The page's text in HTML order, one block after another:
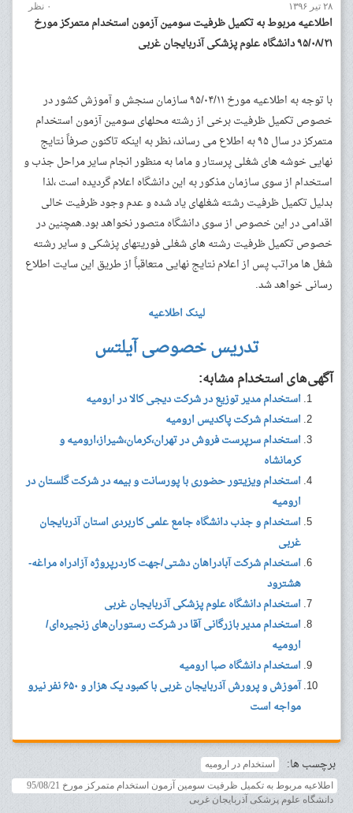
۲۸ تیر ۱۳۹۶ ۰ نظر
اطلاعیه مربوط به تکمیل ظرفیت سومین آزمون استخدام متمرکز مورخ
۹۵/۰۸/۲۱ دانشگاه علوم پزشکی آذربایجان غربی
با توجه به اطلاعیه مورخ ۹۵/۰۴/۱۱ سازمان سنجش و آموزش کشور در
خصوص تکمیل ظرفیت برخی از رشته محلهای سومین آزمون استخدام
متمرکز در سال ۹۵ به اطلاع می رساند، نظر به اینکه تاکنون صرفاً نتایج
نهایی خوشه های شغلی پرستار و ماما به منظور انجام سایر مراحل جذب و
استخدام از سوی سازمان مذکور به این دانشگاه اعلام گردیده است ،لذا
بدلیل تکمیل ظرفیت رشته شغلهای یاد شده و عدم وجود ظرفیت خالی
اقدامی در این خصوص از سوی دانشگاه متصور نخواهد بود.همچنین در
خصوص تکمیل ظرفیت رشته های شغلی فوریتهای پزشکی و سایر رشته
شغل ها مراتب پس از اعلام نتایج نهایی متعاقباً از طریق این سایت اطلاع
رسانی خواهد شد.
لینک اطلاعیه
تدریس خصوصی آیلتس
آگهی‌های استخدام مشابه:
استخدام مدیر توزیع در شرکت دیجی کالا در ارومیه
استخدام شرکت پاکدیس ارومیه
استخدام سرپرست فروش در تهران،کرمان،شیراز،ارومیه و
کرمانشاه
استخدام ویزیتور حضوری با پورسانت و بیمه در شرکت گلستان در
ارومیه
استخدام و جذب دانشگاه جامع علمی کاربردی استان آذربایجان
غربی
استخدام شرکت آبادراهان دشتی/جهت کاردرپروژه آزادراه مراغه-
هشترود
استخدام دانشگاه علوم پزشکی آذربایجان غربی
استخدام مدیر بازرگانی آقا در شرکت رستوران‌های زنجیره‌ای/
ارومیه
استخدام دانشگاه صبا ارومیه
آموزش و پرورش آذربایجان غربی با کمبود یک هزار و ۶۵۰ نفر نیرو
مواجه است
برچسب ها:
استخدام در ارومیه
اطلاعیه مربوط به تکمیل ظرفیت سومین آزمون استخدام متمرکز مورخ 95/08/21
دانشگاه علوم پزشکی آذربایجان غربی